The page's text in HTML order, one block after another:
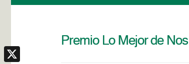
Premio Lo Mejor de Nos